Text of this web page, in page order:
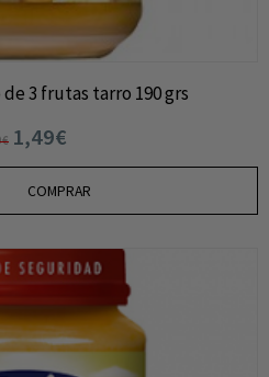
de 3 frutas tarro 190 grs
1,49€
COMPRAR